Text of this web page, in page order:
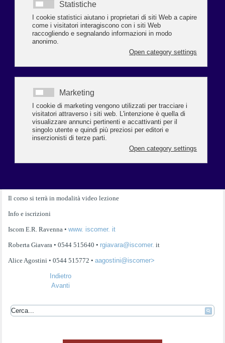
Un corso per comprendere come cambia la comunicazione quandosi lavora
a distanza e per capire come renderla più efficace.
Partendo dall’osservazione delle dinamiche di una riunione in
cercherà di comprendere come gestire in modoefficace ed efficiente una
video-conference, anche tenendo contodelle tecnologie a disposizione, al
fine di individuare i principali cambiamenti in una strategia commerciale da
remoto, al fine didelineare nuove strategie commerciali agili.
Il corso si terrà in modalità video lezione
Info e iscrizioni
Iscom E.R. Ravenna •www. iscomer. it
Roberta Giavara • 0544 515640 • rgiavara@iscomer. it
Alice Agostini • 0544 515772 •aagostini@iscomer>
Indietro
Avanti